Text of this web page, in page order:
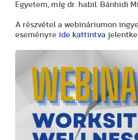
Egyetem, míg dr. habil. Bánhidi
A részvétel a webináriumon
eseményre ide kattintva